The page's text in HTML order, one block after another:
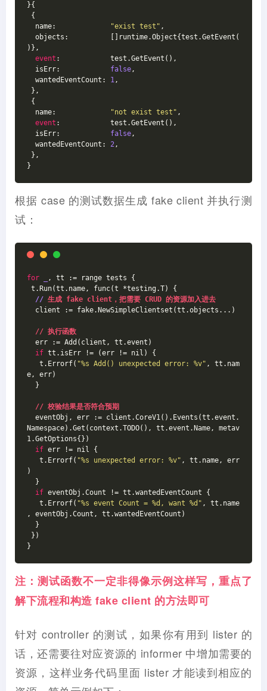
}{
{
name:
"exist test" ,
objects:          []runtime.Object{test.GetEvent(
)},
event :            test.GetEvent(),
isErr: false,
wantedEventCount: 1,
},
{
name:
"not exist test" ,
event :            test.GetEvent(),
isErr: false,
wantedEventCount: 2,
},
}
根据 case 的测试数据生成 fake client 并执行测
试：
for
, tt := range tests {
t.Run(tt.name, func(t *testing.T) {
// 生成 fake client，把需要 CRUD 的资源加入进去
client := fake.NewSimpleClientset(tt.objects...)
// 执行函数
err := Add(client, tt.event)
if tt.isErr != (err != nil) {
t.Errorf( "%s Add() unexpected error: %v" , tt.nam
e, err)
}
// 校验结果是否符合预期
eventObj, err := client.CoreV1().Events(tt.event.
Namespace).Get(context.TODO(), tt.event.Name, metav
1.GetOptions{})
if err != nil {
t.Errorf( "%s unexpected error: %v" , tt.name, err
)
}
if eventObj.Count != tt.wantedEventCount {
t.Errorf( "%s event Count = %d, want %d" , tt.name
, eventObj.Count, tt.wantedEventCount)
}
})
}
注：测试函数不一定非得像示例这样写，重点了
解下流程和构造 fake client 的方法即可
针对 controller 的测试，如果你有用到 lister 的
话，还需要往对应资源的 informer 中增加需要的
资源，这样业务代码里面 lister 才能读到相应的